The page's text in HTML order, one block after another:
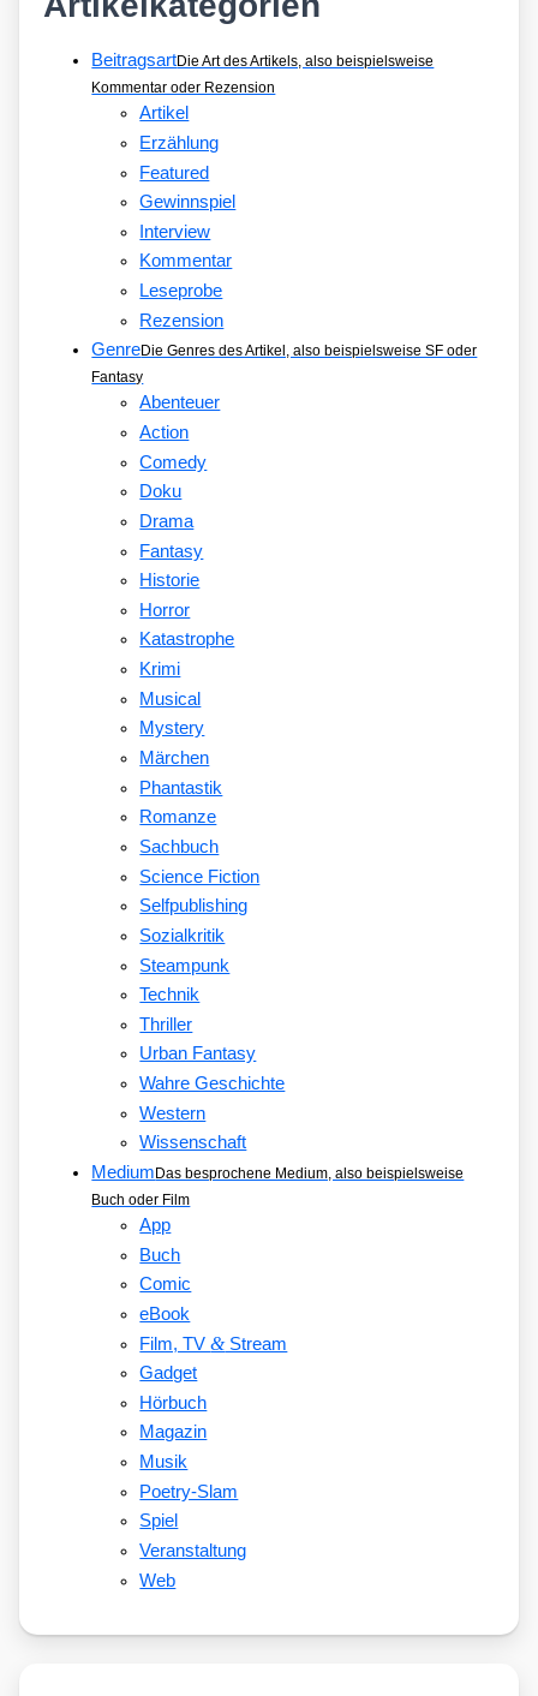
BeitragsartDie Art des Artikels, also beispielsweise
Kommentar oder Rezension
Artikel
Erzählung
Featured
Gewinnspiel
Interview
Kommentar
Leseprobe
Rezension
GenreDie Genres des Artikel, also beispielsweise SF oder
Fantasy
Abenteuer
Action
Comedy
Doku
Drama
Fantasy
Historie
Horror
Katastrophe
Krimi
Musical
Mystery
Märchen
Phantastik
Romanze
Sachbuch
Science Fiction
Selfpublishing
Sozialkritik
Steampunk
Technik
Thriller
Urban Fantasy
Wahre Geschichte
Western
Wissenschaft
Medium Das besprochene Medium, also beispielsweise
Buch oder Film
App
Buch
Comic
eBook
Film, TV&Stream
Gadget
Hörbuch
Magazin
Musik
Poetry-Slam
Spiel
Veranstaltung
Web